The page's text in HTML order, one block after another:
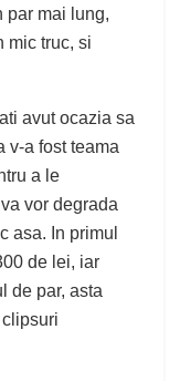
par mai lung,
mic truc, si
avut ocazia sa
v-a fost teama
a le
vor degrada
asa. In primul
de lei, iar
de par, asta